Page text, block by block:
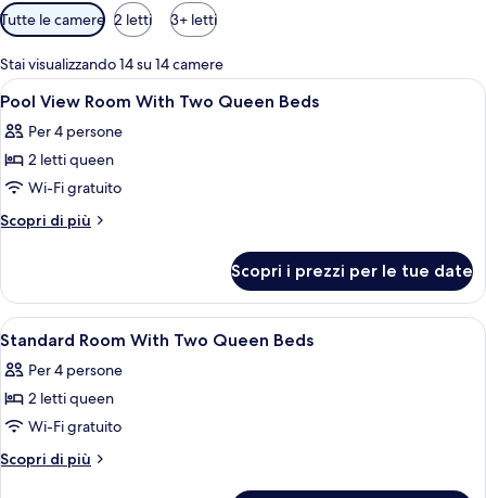
Filtri
disponibili
per
le
camere
Tutte le camere 2 letti 3+ letti
Stai visualizzando 14 su 14 camere
Apri
tutte
le
foto
per
Pool
With
Two
Queen
Beds
Una camera d'albergo con due letti,
3
Pool View Room With Two Queen Beds
Per 4 persone
2 letti queen
Wi-Fi gratuito
Scopri di più
Altri
View
Room
With
Queen
Beds
Scopri i prezzi per le tue date
Apri
tutte
le
foto
per
Standard
Una camera d'albergo con due letti,
6
Standard Room With Two Queen Beds
Per 4 persone
2 letti queen
Wi-Fi gratuito
Scopri di più
Altri